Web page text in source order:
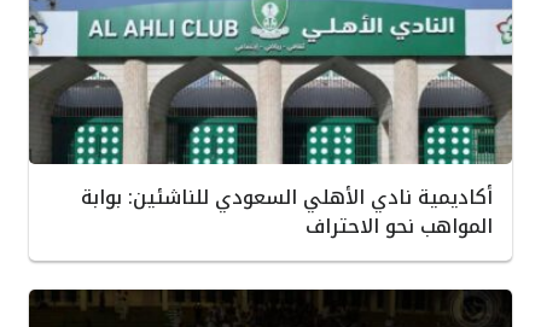
أكاديمية نادي الأهلي السعودي للناشئين: بوابة
المواهب نحو الاحتراف